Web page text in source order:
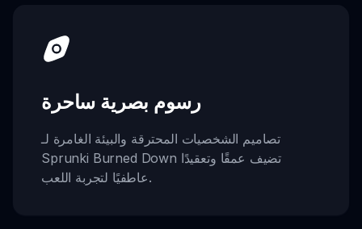
رسوم بصرية ساحرة
تصاميم الشخصيات المحترقة والبيئة الغامرة لـ
Sprunki Burned Down تضيف عمقًا وتعقيدًا
عاطفيًا لتجربة اللعب.